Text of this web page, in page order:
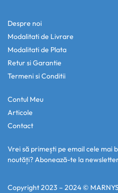
Despre noi
Modalitati de Livrare
Modalitati de Plata
Retur si Garantie
Termeni si Conditii
Contul Meu
Articole
Contact
Vrei să primești pe email cele mai
noutăți? Abonează-te la
Copyright 2023 – 2024 ©